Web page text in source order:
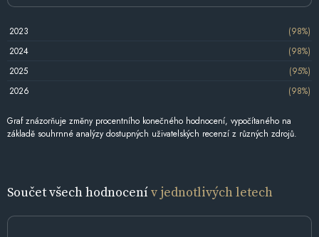
2023
(98%)
2024
(98%)
2025
(95%)
2026
(98%)
Graf znázorňuje změny procentního konečného hodnocení, vypočítaného na
základě souhrnné analýzy dostupných uživatelských recenzí z různých zdrojů.
Součet všech hodnocenív jednotlivých letech